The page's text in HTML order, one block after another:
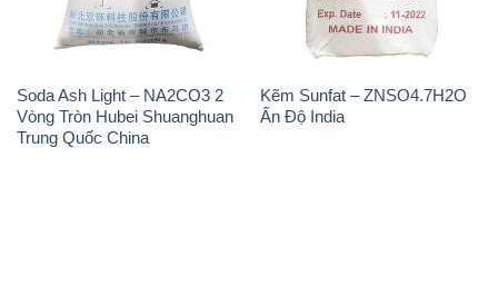
Soda Ash Light – NA2CO3 2
Vòng Tròn Hubei Shuanghuan
Trung Quốc China
Kẽm Sunfat – ZNSO4.7H2O
Ấn Độ India